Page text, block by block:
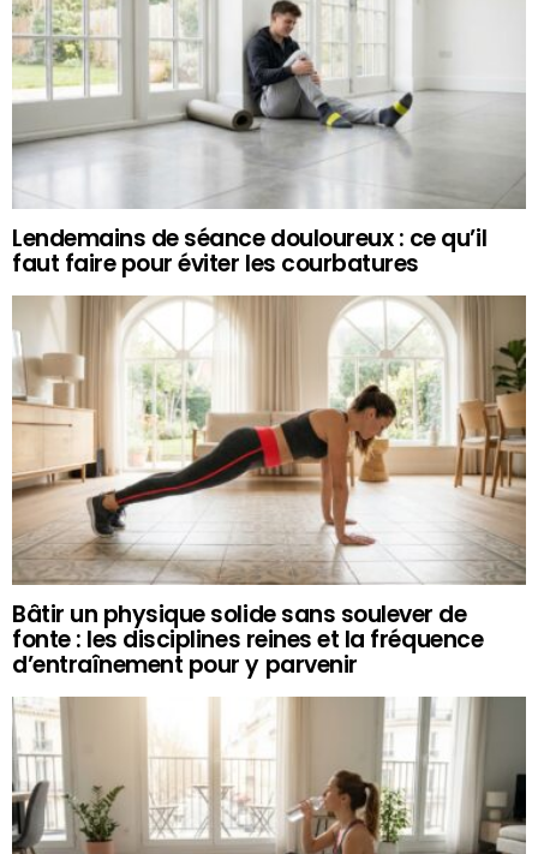
Lendemains de séance douloureux : ce qu’il
faut faire pour éviter les courbatures
Bâtir un physique solide sans soulever de
fonte : les disciplines reines et la fréquence
d’entraînement pour y parvenir